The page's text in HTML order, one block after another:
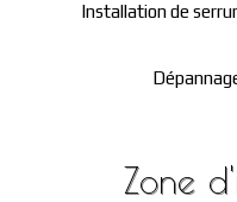
Installation de
Zone